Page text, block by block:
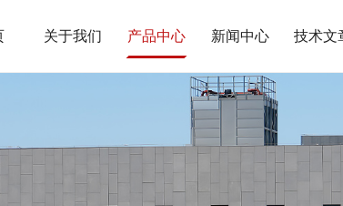
关于我们 产品中心 新闻中心 技术文